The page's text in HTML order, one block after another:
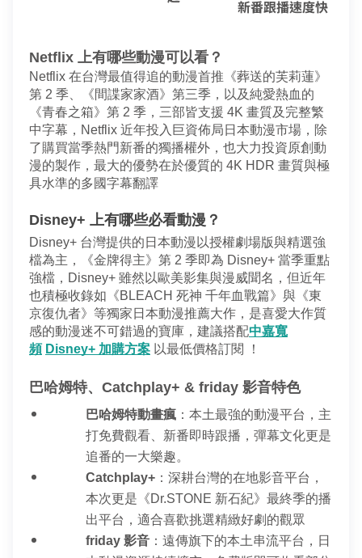
新番跟播速度快
Netflix 上有哪些動漫可以看？
Netflix 在台灣最值得追的動漫首推《葬送的芙莉蓮》
第 2 季、《間諜家家酒》第三季，以及純愛熱血的
《青春之箱》第 2 季，三部皆支援 4K 畫質及完整繁
中字幕，Netflix 近年投入巨資佈局日本動漫市場，除
了購買當季熱門新番的獨播權外，也大力投資原創動
漫的製作，最大的優勢在於優質的 4K HDR 畫質與極
具水準的多國字幕翻譯
Disney+ 上有哪些必看動漫？
Disney+ 台灣提供的日本動漫以授權劇場版與精選強
檔為主，《金牌得主》第 2 季即為 Disney+ 當季重點
強檔，Disney+ 雖然以歐美影集與漫威聞名，但近年
也積極收錄如《BLEACH 死神 千年血戰篇》與《東
京復仇者》等獨家日本動漫推薦大作，是喜愛大作質
感的動漫迷不可錯過的寶庫，建議搭配中嘉寬
頻 Disney+ 加購方案 以最低價格訂閱 ！
巴哈姆特、Catchplay+ & friday 影音特色
巴哈姆特動畫瘋 ：本土最強的動漫平台，主
打免費觀看、新番即時跟播，彈幕文化更是
追番的一大樂趣。
Catchplay+ ：深耕台灣的在地影音平台，
本次更是《Dr.STONE 新石紀》最終季的播
出平台，適合喜歡挑選精緻好劇的觀眾
friday 影音 ：遠傳旗下的本土串流平台，日